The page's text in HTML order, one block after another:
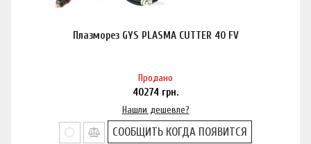
Плазморез GYS PLASMA CUTTER 40 FV
Продано
40274 грн.
Нашли дешевле?
СООБЩИТЬ КОГДА ПОЯВИТСЯ